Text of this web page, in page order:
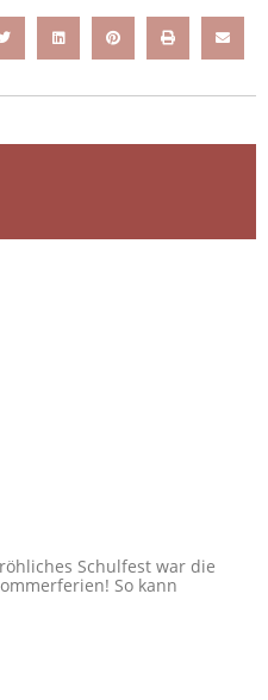
Schulfest war die
So kann